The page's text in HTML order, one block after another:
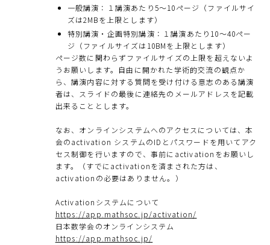
一般講演：１講演あたり5～10ページ（ファイルサイ
ズは2MBを上限とします）
特別講演・企画特別講演：１講演あたり10～40ペー
ジ（ファイルサイズは10BMを上限とします）
ページ数に関わらずファイルサイズの上限を超えないよ
うお願いします。自由に開かれた学術的交流の観点か
ら、講演内容に対する質問を受け付ける意志のある講演
者は、スライドの最後に連絡先のメールアドレスを記載
出来ることとします。
なお、オンラインシステムへのアクセスについては、本
会のactivation システムのIDとパスワードを用いてアク
セス制御を行いますので、事前にactivationをお願いし
ます。（すでにactivationを済まされた方は、
activationの必要はありません。）
Activationシステムについて
https://app.mathsoc.jp/activation/
日本数学会のオンラインシステム
https://app.mathsoc.jp/